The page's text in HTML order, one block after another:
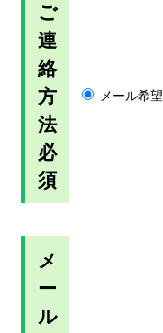
ご
連
絡
方
法
必
須
メール希望
メ
ー
ル